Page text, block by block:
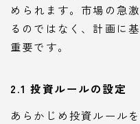
められます。市場の急
るのではなく、計画に
重要です。
2.1 投資ルールの設定
あらかじめ投資ルール